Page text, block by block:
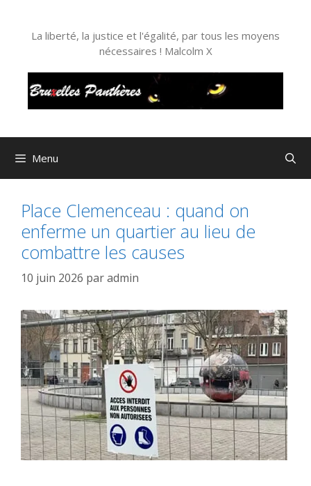
contenuLa liberté, la justice et l'égalité, par tous les moyens
nécessaires ! Malcolm X
Menu
Place Clemenceau : quand on
enferme un quartier au lieu de
combattre les causes
10 juin 2026 paradmin